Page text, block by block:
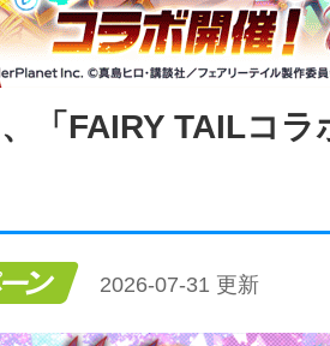
「FAIRY TAILコラ
キャンペーン
2026-07-31 更新